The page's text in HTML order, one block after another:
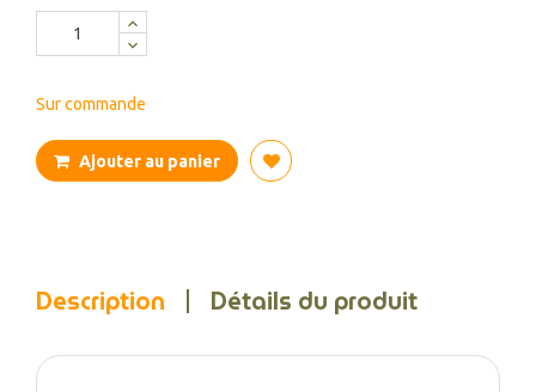
Sur commande
Ajouter au panier
Description Détails du produit